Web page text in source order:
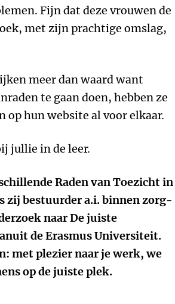
Fijn dat deze vrouwen de
met zijn prachtige omslag,
meer dan waard want
te gaan doen, hebben ze
hun website al voor elkaar.
jullie in de leer.
Raden van Toezicht in
zij bestuurder a.i. binnen zorg-
naar De juiste
de Erasmus Universiteit.
met plezier naar je werk, we
op de juiste plek.